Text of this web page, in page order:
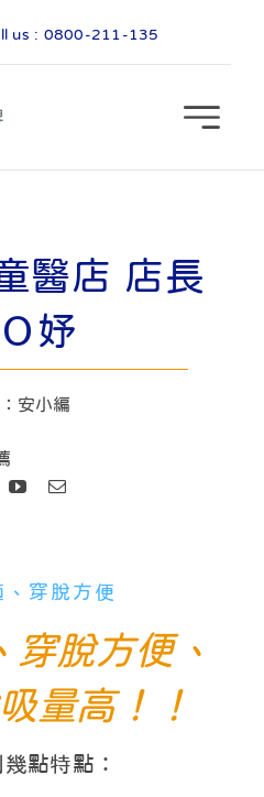
us : 0800-211-135
醫店 店長
妤
安小編
、穿脫方便
穿脫方便、
量高！！
點特點：